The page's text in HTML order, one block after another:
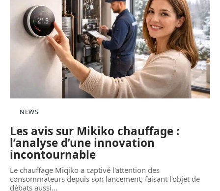
NEWS
Les avis sur Mikiko chauffage :
l’analyse d’une innovation
incontournable
Le chauffage Miqiko a captivé l'attention des
consommateurs depuis son lancement, faisant l'objet de
débats aussi…